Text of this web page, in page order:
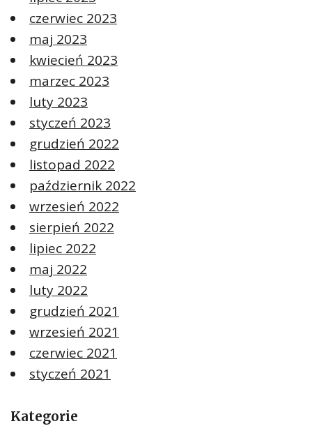
czerwiec 2023
maj 2023
kwiecień 2023
marzec 2023
luty 2023
styczeń 2023
grudzień 2022
listopad 2022
październik 2022
wrzesień 2022
sierpień 2022
lipiec 2022
maj 2022
luty 2022
grudzień 2021
wrzesień 2021
czerwiec 2021
styczeń 2021
Kategorie